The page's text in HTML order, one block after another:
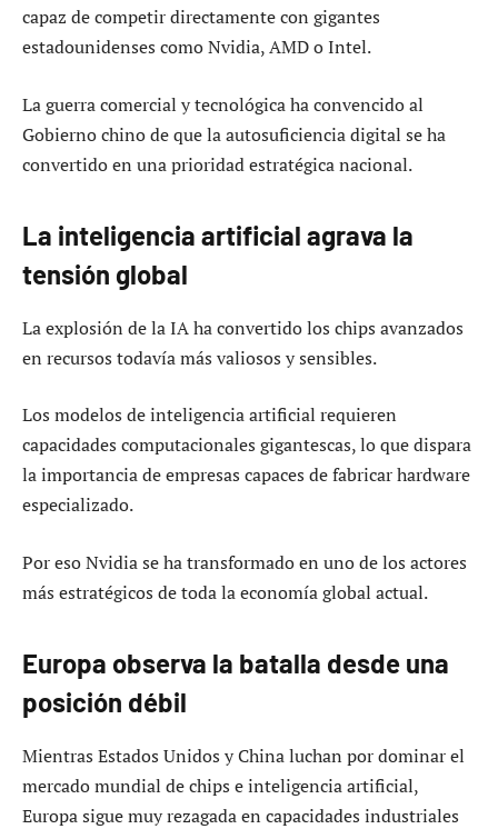
capaz de competir directamente con gigantes
estadounidenses como Nvidia, AMD o Intel.
La guerra comercial y tecnológica ha convencido al
Gobierno chino de que la autosuficiencia digital se ha
convertido en una prioridad estratégica nacional.
La inteligencia artificial agrava la
tensión global
La explosión de la IA ha convertido los chips avanzados
en recursos todavía más valiosos y sensibles.
Los modelos de inteligencia artificial requieren
capacidades computacionales gigantescas, lo que dispara
la importancia de empresas capaces de fabricar hardware
especializado.
Por eso Nvidia se ha transformado en uno de los actores
más estratégicos de toda la economía global actual.
Europa observa la batalla desde una
posición débil
Mientras Estados Unidos y China luchan por dominar el
mercado mundial de chips e inteligencia artificial,
Europa sigue muy rezagada en capacidades industriales